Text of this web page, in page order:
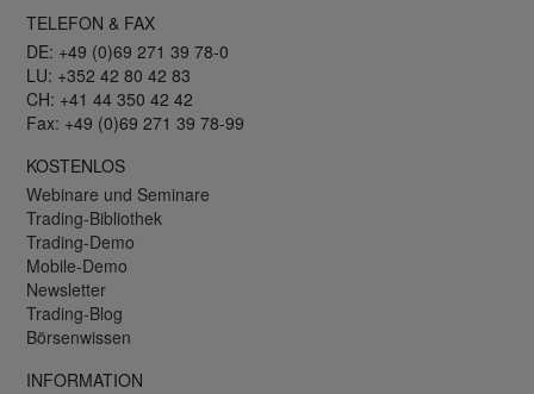
TELEFON & FAX
DE: +49 (0)69 271 39 78-0
LU: +352 42 80 42 83
CH: +41 44 350 42 42
Fax: +49 (0)69 271 39 78-99
KOSTENLOS
Webinare und Seminare
Trading-Bibliothek
Trading-Demo
Mobile-Demo
Newsletter
Trading-Blog
Börsenwissen
INFORMATION